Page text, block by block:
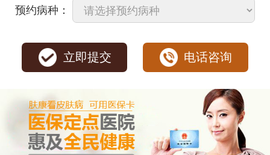
预约病种：
立即提交 电话咨询